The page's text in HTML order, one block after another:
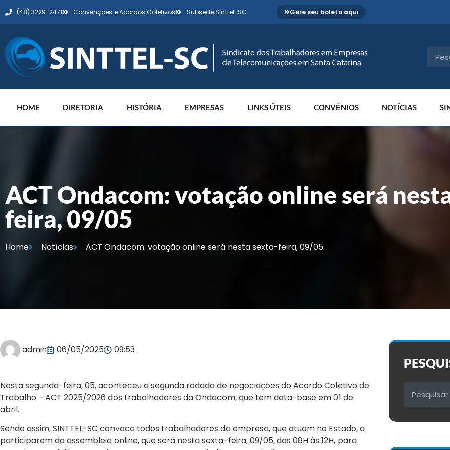
(48) 3229-2471 Convenções e Acordos Coletivos Subsede Sinttel-SC Gere seu boleto aqui
HOME DIRETORIA HISTÓRIA EMPRESAS LINKS ÚTEIS CONVÊNIOS NOTÍCIAS
ACT Ondacom: votação online será
feira, 09/05
Home Notícias ACT Ondacom: votação online será nesta sexta-feira, 09/05
admin 06/05/2025 09:53
Nesta segunda-feira, 05, aconteceu a segunda rodada de negociações do Acordo Coletivo de
Trabalho – ACT 2025/2026 dos trabalhadores da Ondacom, que tem data-base em 01 de
abril.
Sendo assim, SINTTEL-SC convoca todos trabalhadores da empresa, que atuam no Estado, a
participarem da assembleia online, que será nesta sexta-feira, 09/05, das 08H às 12H, para